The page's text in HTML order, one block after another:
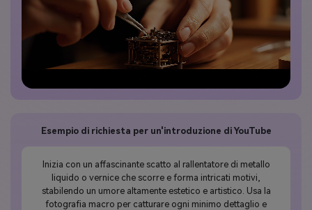
Esempio di richiesta per un'introduzione di YouTube
Inizia con un affascinante scatto al rallentatore di metallo
liquido o vernice che scorre e forma intricati motivi,
stabilendo un umore altamente estetico e artistico. Usa la
fotografia macro per catturare ogni minimo dettaglio e